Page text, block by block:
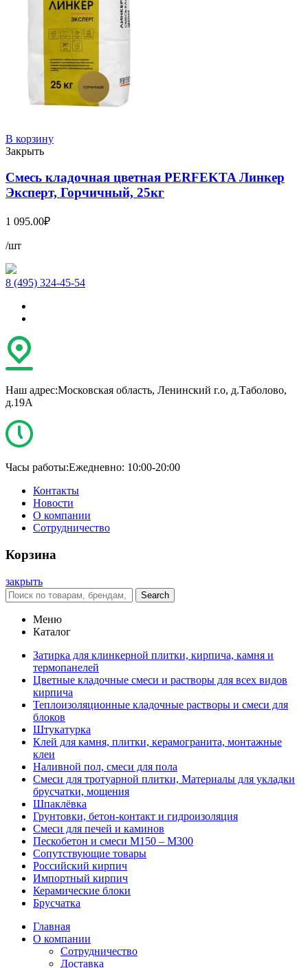
В корзину
Закрыть
Смесь кладочная цветная PERFEKTA Линкер
Эксперт, Горчичный, 25кг
1 095.00₽
/шт
8 (495) 324-45-54
Наш адрес:Московская область, Ленинский г.о, д.Таболово,
д.19А
Часы работы:Ежедневно: 10:00-20:00
Контакты
Новости
О компании
Сотрудничество
Корзина
закрыть
Search
Меню
Каталог
Затирка для клинкерной плитки, кирпича, камня и
термопанелей
Цветные кладочные смеси и растворы для всех видов
кирпича
Теплоизоляционные кладочные растворы и смеси для
блоков
Штукатурка
Клей для камня, плитки, керамогранита, монтажные
клеи
Наливной пол, смеси для пола
Смеси для тротуарной плитки, Материалы для укладки
брусчатки, мощения
Шпаклёвка
Грунтовки, бетон-контакт и гидроизоляция
Смеси для печей и каминов
Пескобетон и смеси М150 – М300
Сопутствующие товары
Российский кирпич
Импортный кирпич
Керамические блоки
Брусчатка
Главная
О компании
Сотрудничество
Доставка